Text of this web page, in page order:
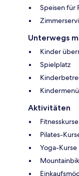
Speisen für
Unterwegs
Kinder
Spielplatz
Kindermenü
Aktivitäten
Fitnesskurse
Pilates-
Yoga-Kurse